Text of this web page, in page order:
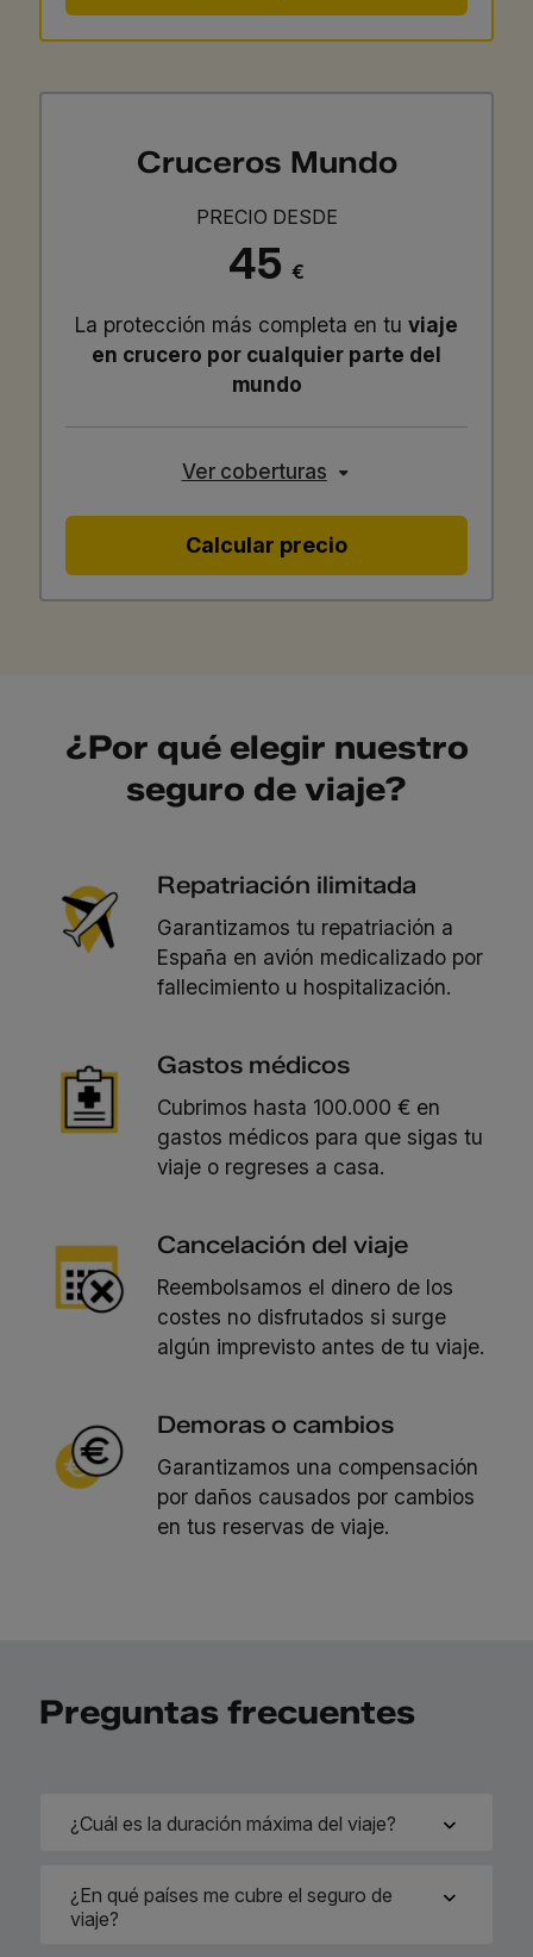
Cruceros Mundo
PRECIO DESDE
45 €
La protección más completa en tu viaje
en crucero por cualquier parte del
mundo
Ver coberturas
Calcular precio
¿Por qué elegir nuestro
seguro de viaje?
Repatriación ilimitada
Garantizamos tu repatriación a
España en avión medicalizado por
fallecimiento u hospitalización.
Gastos médicos
Cubrimos hasta 100.000 € en
gastos médicos para que sigas tu
viaje o regreses a casa.
Cancelación del viaje
Reembolsamos el dinero de los
costes no disfrutados si surge
algún imprevisto antes de tu viaje.
Demoras o cambios
Garantizamos una compensación
por daños causados por cambios
en tus reservas de viaje.
Preguntas frecuentes
¿Cuál es la duración máxima del viaje?
¿En qué países me cubre el seguro de
viaje?